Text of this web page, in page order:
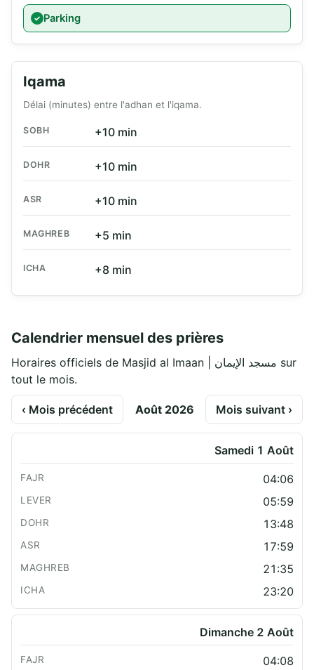
Parking
Iqama
Délai (minutes) entre l'adhan et l'iqama.
SOBH +10 min
DOHR +10 min
ASR +10 min
MAGHREB +5 min
ICHA +8 min
Calendrier mensuel des prières
Horaires officiels de Masjid al Imaan | مسجد الإيمان sur
tout le mois.
‹ Mois précédent Août 2026 Mois suivant ›
Samedi 1 Août
04:06
05:59
13:48
17:59
21:35
23:20
Dimanche 2 Août
04:08